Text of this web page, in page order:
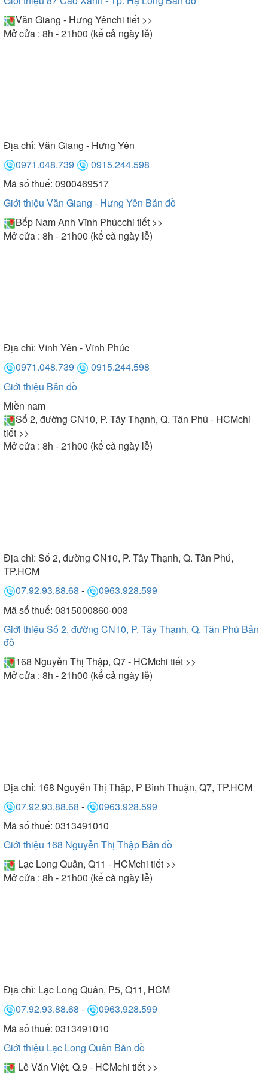
Văn Giang - Hưng Yênchi tiết >>
Mở cửa : 8h - 21h00 (kể cả ngày lễ)
Địa chỉ: Văn Giang - Hưng Yên
0971.048.739
0915.244.598
Mã số thuế: 0900469517
Giới thiệu Văn Giang - Hưng Yên Bản đồ
Bếp Nam Anh Vĩnh Phúcchi tiết >>
Mở cửa : 8h - 21h00 (kể cả ngày lễ)
Địa chỉ: Vĩnh Yên - Vĩnh Phúc
0971.048.739
0915.244.598
Giới thiệu Bản đồ
Miền nam
Số 2, đường CN10, P. Tây Thạnh, Q. Tân Phú - HCMchi
tiết >>
Mở cửa : 8h - 21h00 (kể cả ngày lễ)
Địa chỉ: Số 2, đường CN10, P. Tây Thạnh, Q. Tân Phú,
TP.HCM
07.92.93.88.68 -
0963.928.599
Mã số thuế: 0315000860-003
Giới thiệu Số 2, đường CN10, P. Tây Thạnh, Q. Tân Phú Bản
đồ
168 Nguyễn Thị Thập, Q7 - HCMchi tiết >>
Mở cửa : 8h - 21h00 (kể cả ngày lễ)
Địa chỉ: 168 Nguyễn Thị Thập, P Bình Thuận, Q7, TP.HCM
07.92.93.88.68 -
0963.928.599
Mã số thuế: 0313491010
Giới thiệu 168 Nguyễn Thị Thập Bản đồ
Lạc Long Quân, Q11 - HCMchi tiết >>
Mở cửa : 8h - 21h00 (kể cả ngày lễ)
Địa chỉ: Lạc Long Quân, P5, Q11, HCM
07.92.93.88.68 -
0963.928.599
Mã số thuế: 0313491010
Giới thiệu Lạc Long Quân Bản đồ
Lê Văn Việt, Q.9 - HCMchi tiết >>